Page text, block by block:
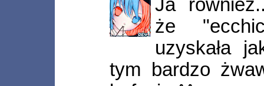
Ja
że
uzyskała
tym bardzo